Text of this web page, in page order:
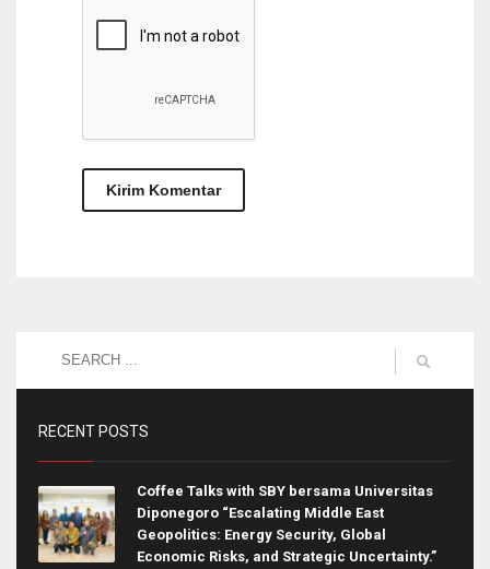
RECENT POSTS
Coffee Talks with SBY bersama Universitas
Diponegoro “Escalating Middle East
Geopolitics: Energy Security, Global
Economic Risks, and Strategic Uncertainty.”